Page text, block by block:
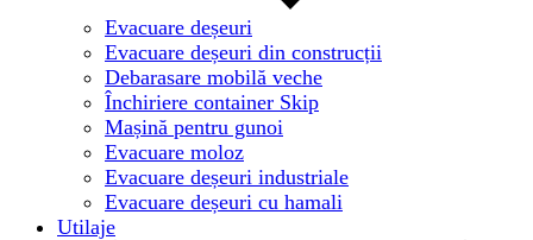
Evacuare deșeuri
Evacuare deșeuri din construcții
Debarasare mobilă veche
Închiriere container Skip
Mașină pentru gunoi
Evacuare moloz
Evacuare deșeuri industriale
Evacuare deșeuri cu hamali
Utilaje